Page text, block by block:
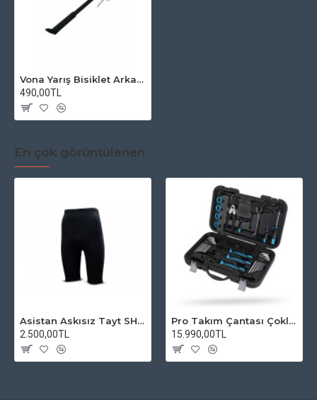
Vona Yarış Bisiklet Arka QR Mandal Bağlantılı Park Ayağı
490,00TL
En çok görüntülenen
Asistan Askısız Tayt SH20 Pedli Siyah
2.500,00TL
Pro Takım Çantası Çoklu Tamir Seti
15.990,00TL